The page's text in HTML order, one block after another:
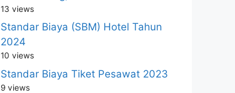
13 views
Standar Biaya (SBM) Hotel Tahun
2024
10 views
Standar Biaya Tiket Pesawat 2023
9 views